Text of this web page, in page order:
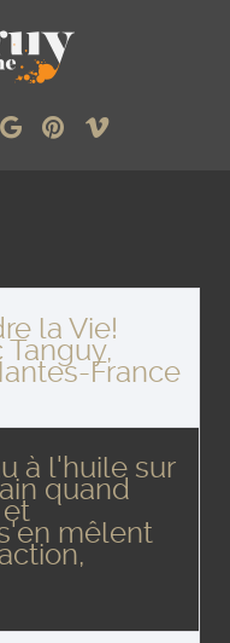
la Vie!
France
à l'huile sur
quand
mêlent